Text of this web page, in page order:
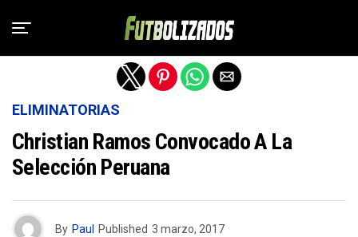
ELIMINATORIAS
Christian Ramos Convocado A La
Selección Peruana
By Paul Published 3 marzo, 2017
Salir de la versión móvil